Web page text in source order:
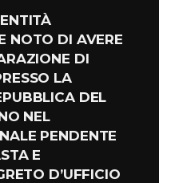
NOTO DI AVERE
DI
LA
DEL
NEL
PENDENTE
E
D’UFFICIO